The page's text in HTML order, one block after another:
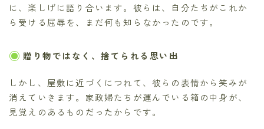
に、楽しげに語り合います。彼らは、自分たちがこれか
ら受ける屈辱を、まだ何も知らなかったのです。
贈り物ではなく、捨てられる思い出
しかし、屋敷に近づくにつれて、彼らの表情から笑みが
消えていきます。家政婦たちが運んでいる箱の中身が、
見覚えのあるものだったからです。